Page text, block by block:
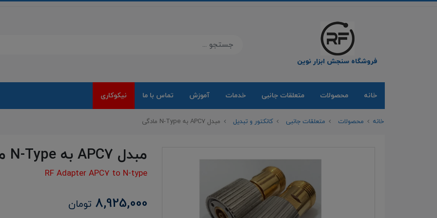
فروشگاه سنجش ابزار نوین
خانه محصولات متعلقات جانبی خدمات آموزش تماس با ما نیکوکاری
خانه محصولات متعلقات جانبی کانکتور و تبدیل مبدل APC7 به N-Type مادگی
مبدل APC7 به N-Type مادگی
RF Adapter APC7 to N-type
8,925,000 تومان